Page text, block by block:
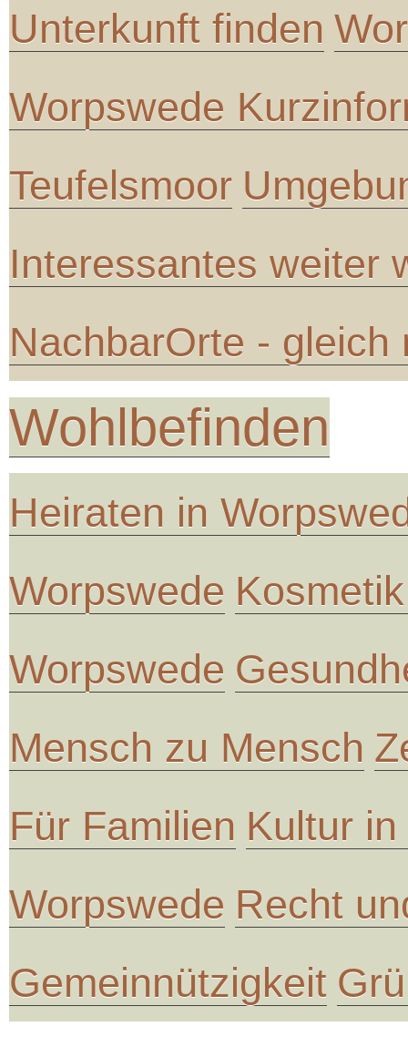
Unterkunft finden
Worpswede
Teufelsmoor
Interessantes weiter
NachbarOrte - gleich
Wohlbefinden
Heiraten in
Worpswede
Worpswede
Mensch zu Mensch
Für Familien Kultur
Worpswede Recht
Gemeinnützigkeit